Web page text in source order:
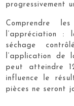
progressivement
Comprendre
l’appréciation
séchage
l’application de
peut atteindre
influence le
pièces ne seront